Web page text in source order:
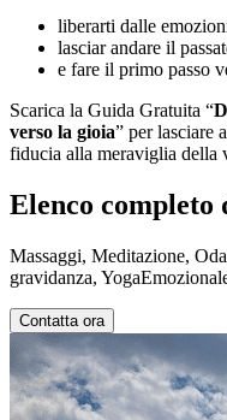
liberarti dalle
lasciar andare il
e fare il primo passo
Scarica la Guida Gratuita “
verso la gioia” per lasciare
fiducia alla meraviglia della
Elenco completo
Massaggi, Meditazione,
gravidanza,
Contatta ora